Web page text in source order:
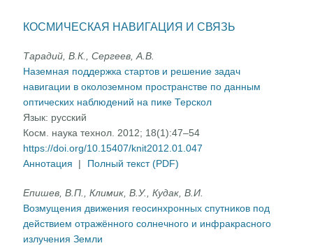
КОСМИЧЕСКАЯ НАВИГАЦИЯ И СВЯЗЬ
Тарадий, В.К., Сергеев, А.В.
Наземная поддержка стартов и решение задач
навигации в околоземном пространстве по данным
оптических наблюдений на пике Терскол
Язык: русский
Косм. наука технол. 2012; 18(1):47–54
https://doi.org/10.15407/knit2012.01.047
Аннотация
| Полный текст (PDF)
Епишев, В.П., Климик, В.У., Кудак, В.И.
Возмущения движения геосинхронных спутников под
действием отражённого солнечного и инфракрасного
излучения Земли